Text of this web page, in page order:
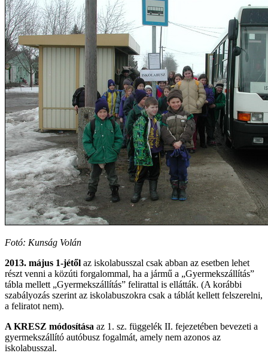
Fotó: Kunság Volán
2013. május 1-jétől az iskolabusszal csak abban az esetben lehet
részt venni a közúti forgalommal, ha a jármű a „Gyermekszállítás”
tábla mellett „Gyermekszállítás” felirattal is ellátták. (A korábbi
szabályozás szerint az iskolabuszokra csak a táblát kellett felszerelni,
a feliratot nem).
A KRESZ módosítása az 1. sz. függelék II. fejezetében bevezeti a
gyermekszállító autóbusz fogalmát, amely nem azonos az
iskolabusszal.